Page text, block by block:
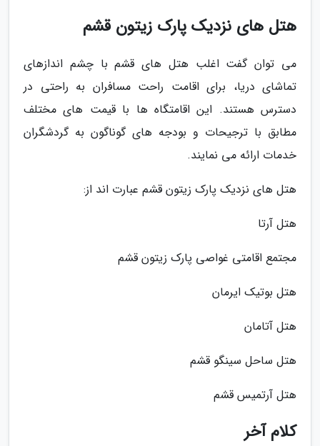
هتل های نزدیک پارک زیتون قشم
می توان گفت اغلب هتل های قشم با چشم اندازهای
تماشای دریا، برای اقامت راحت مسافران به راحتی در
دسترس هستند. این اقامتگاه ها با قیمت های مختلف
مطابق با ترجیحات و بودجه های گوناگون به گردشگران
خدمات ارائه می نمایند.
هتل های نزدیک پارک زیتون قشم عبارت اند از:
هتل آرتا
مجتمع اقامتی غواصی پارک زیتون قشم
هتل بوتیک ایرمان
هتل آتامان
هتل ساحل سینگو قشم
هتل آرتمیس قشم
کلام آخر